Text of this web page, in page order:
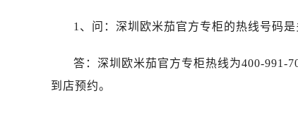
北京市东城区东长安街1号王府
内蒙古自治区阿拉善盟市左旗土
1、问：深圳欧米茄官方专柜的热线号码是
答：深圳欧米茄官方专柜热线为400-991-
到店预约。